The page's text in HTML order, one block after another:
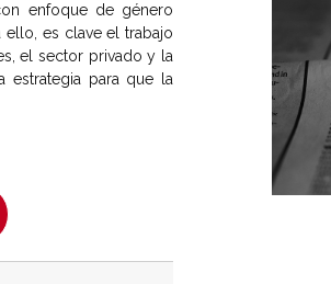
enfoque de género
ello, es clave el trabajo
el sector privado y la
estrategia para que la